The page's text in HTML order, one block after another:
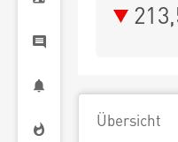
Übersicht